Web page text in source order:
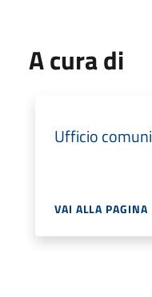
A cura di
Ufficio
VAI ALLA PAGINA